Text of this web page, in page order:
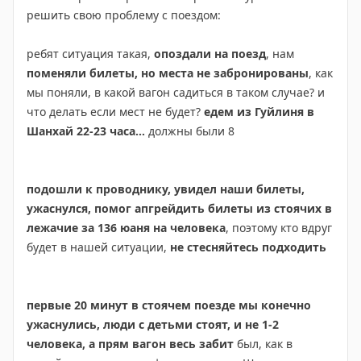
отложенияв виде гигантских каменных "штор",
понравилось образование размером со слона в виде
куколки или бутона, свисающего с потолка.
-сотни глиняных кувшинов, запечатанных красной
тканью. Там хранится рисовое вино и байцзю
(китайская водка). Местные жители издревле
- исторический контекст. Здесь осталисьследы
оборонительных сооружений мятежников
народности Мяо. Они прятались в пещере от
императорских войск. Благодаря исполинским
карстовые залы в неприступную подземную крепость.
Поначалу повстанцы заманивали конницу и пехоту
вглубь пещеры к подземной реке. Императорская
решить свою проблему с поездом:
ребят ситуация такая, опоздали на поезд, нам
поменяли билеты, но места не забронированы, как
мы поняли, в какой вагон садиться в таком случае? и
что делать если мест не будет? едем из Гуйлиня в
Шанхай 22-23 часа… должны были 8
подошли к проводнику, увидел наши билеты,
ужаснулся, помог апгрейдить билеты из стоячих в
лежачие за 136 юаня на человека, поэтому кто вдруг
будет в нашей ситуации, не стесняйтесь подходить
первые 20 минут в стоячем поезде мы конечно
ужаснулись, люди с детьми стоят, и не 1-2
человека, а прям вагон весь забит был, как в